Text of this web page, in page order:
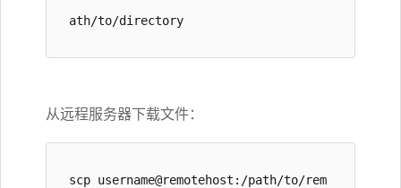
ath/to/directory
从远程服务器下载文件：
scp username@remotehost:/path/to/rem